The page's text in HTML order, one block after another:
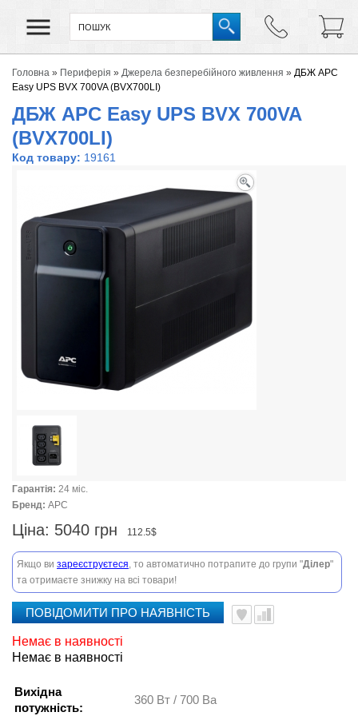
Головна » Периферія » Джерела безперебійного живлення » ДБЖ APC
Easy UPS BVX 700VA (BVX700LI)
ДБЖ APC Easy UPS BVX 700VA
(BVX700LI)
Код товару: 19161
Гарантія: 24 міс.
Бренд: APC
Ціна: 5040 грн 112.5$
Якщо ви зареєструєтеся, то автоматично потрапите до групи "Ділер"
та отримаєте знижку на всі товари!
ПОВІДОМИТИ ПРО НАЯВНІСТЬ
Немає в наявності
Немає в наявності
Вихідна
потужність:
360 Вт / 700 Ва